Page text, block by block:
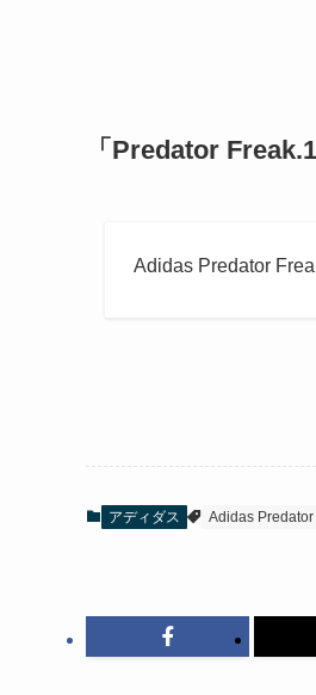
「Predator
Adidas Predator
アディダス Adidas